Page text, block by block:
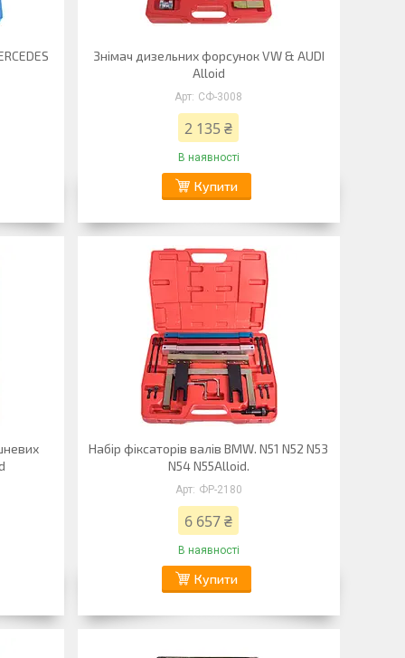
Знімач дизельних форсунок VW & AUDI
Alloid
СФ-3008
2 135 ₴
В наявності
Купити
Набір фіксаторів валів BMW. N51 N52 N53
N54 N55Alloid.
ФР-2180
6 657 ₴
В наявності
Купити